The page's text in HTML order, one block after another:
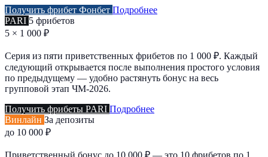
Получить фрибет Фонбет Подробнее
PARI 5 фрибетов
5 × 1 000 ₽
Серия из пяти приветственных фрибетов по 1 000 ₽. Каждый
следующий открывается после выполнения простого условия
по предыдущему — удобно растянуть бонус на весь
групповой этап ЧМ-2026.
Получить фрибеты PARI Подробнее
Винлайн За депозиты
до 10 000 ₽
Приветственный бонус до 10 000 ₽ — это 10 фрибетов по 1